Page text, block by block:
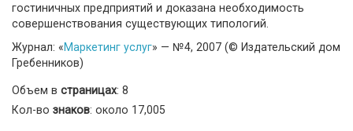
гостиничных предприятий и доказана необходимость
совершенствования существующих типологий.
Журнал: «Маркетинг услуг» — №4, 2007 (© Издательский дом
Гребенников)
Объем в страницах: 8
Кол-во знаков: около 17,005